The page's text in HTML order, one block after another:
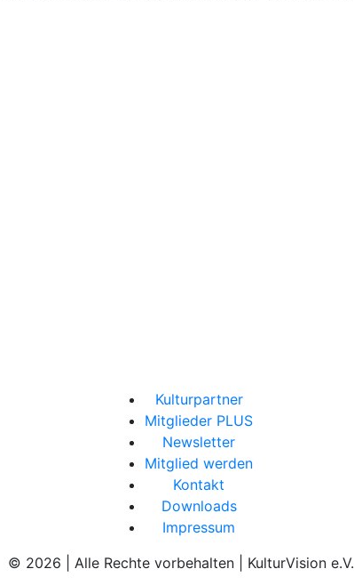
Kulturpartner
Mitglieder PLUS
Newsletter
Mitglied werden
Kontakt
Downloads
Impressum
© 2026 | Alle Rechte vorbehalten | KulturVision e.V.